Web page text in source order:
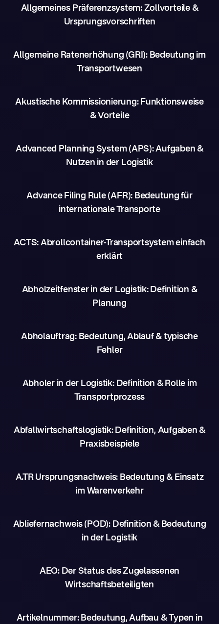
Allgemeines Präferenzsystem: Zollvorteile &
Ursprungsvorschriften
Allgemeine Ratenerhöhung (GRI): Bedeutung im
Transportwesen
Akustische Kommissionierung: Funktionsweise
& Vorteile
Advanced Planning System (APS): Aufgaben &
Nutzen in der Logistik
Advance Filing Rule (AFR): Bedeutung für
internationale Transporte
ACTS: Abrollcontainer-Transportsystem einfach
erklärt
Abholzeitfenster in der Logistik: Definition &
Planung
Abholauftrag: Bedeutung, Ablauf & typische
Fehler
Abholer in der Logistik: Definition & Rolle im
Transportprozess
Abfallwirtschaftslogistik: Definition, Aufgaben &
Praxisbeispiele
A.TR Ursprungsnachweis: Bedeutung & Einsatz
im Warenverkehr
Abliefernachweis (POD): Definition & Bedeutung
in der Logistik
AEO: Der Status des Zugelassenen
Wirtschaftsbeteiligten
Artikelnummer: Bedeutung, Aufbau & Typen in